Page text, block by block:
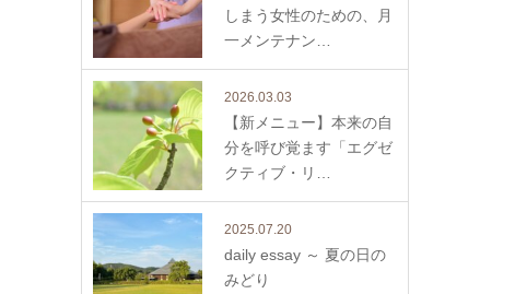
しまう女性のための、月
一メンテナン…
2026.03.03
【新メニュー】本来の自
分を呼び覚ます「エグゼ
クティブ・リ…
2025.07.20
daily essay ～ 夏の日の
みどり